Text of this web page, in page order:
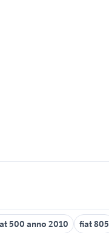
500 anno 2010 fiat 805